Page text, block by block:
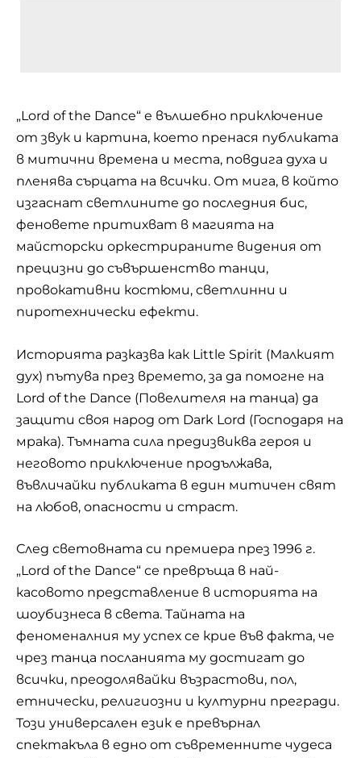
„Lord of the Dance“ е вълшебно приключение
от звук и картина, което пренася публиката
в митични времена и места, повдига духа и
пленява сърцата на всички. От мига, в който
изгаснат светлините до последния бис,
феновете притихват в магията на
майсторски оркестрираните видения от
прецизни до съвършенство танци,
провокативни костюми, светлинни и
пиротехнически ефекти.
Историята разказва как Little Spirit (Малкият
дух) пътува през времето, за да помогне на
Lord of the Dance (Повелителя на танца) да
защити своя народ от Dark Lord (Господаря на
мрака). Тъмната сила предизвиква героя и
неговото приключение продължава,
въвличайки публиката в един митичен свят
на любов, опасности и страст.
След световната си премиера през 1996 г.
„Lord of the Dance“ се превръща в най-
касовото представление в историята на
шоубизнеса в света. Тайната на
феноменалния му успех се крие във факта, че
чрез танца посланията му достигат до
всички, преодолявайки възрастови, пол,
етнически, религиозни и културни прегради.
Този универсален език е превърнал
спектакъла в едно от съвременните чудеса